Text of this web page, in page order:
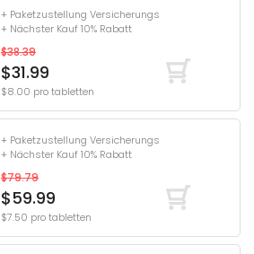
+ Paketzustellung Versicherungs
+ Nächster Kauf 10% Rabatt
$38.39
$31.99
$8.00 pro tabletten
+ Paketzustellung Versicherungs
+ Nächster Kauf 10% Rabatt
$79.79
$59.99
$7.50 pro tabletten